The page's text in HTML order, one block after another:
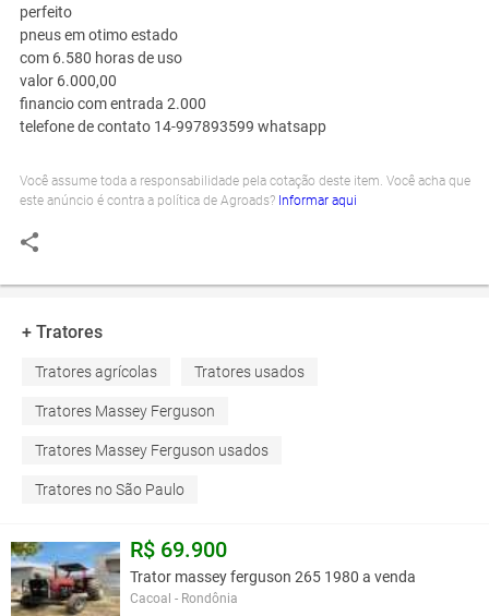
perfeito
pneus em otimo estado
com 6.580 horas de uso
valor 6.000,00
financio com entrada 2.000
telefone de contato 14-997893599 whatsapp
Você assume toda a responsabilidade pela cotação deste item. Você acha que
este anúncio é contra a política de Agroads? Informar aqui
+ Tratores
Tratores agrícolas Tratores usados
Tratores Massey Ferguson
Tratores Massey Ferguson usados
Tratores no São Paulo
R$ 69.900
Trator massey ferguson 265 1980 a venda
Cacoal - Rondônia